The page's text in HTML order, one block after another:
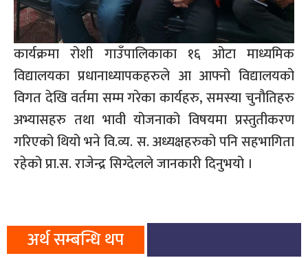
कार्यक्रमा रोशी गाउँपालिकाका १६ ओटा माध्यमिक
विद्यालयका प्रधानाध्यापकहरुले आ आफ्नो विद्यालयको
विगत देखि वर्तमा सम्म गरेका कार्यहरु, समस्या चुनौतिहरु
अभ्यासहरु तथा भावी योजनाको विषयमा प्रस्तुतीकरण
गरिएको थियो भने वि.व्य. स. अध्यक्षहरुको पनि सहभागिता
रहेको प्रा.स. राजेन्द्र सिग्देलले जानकारी दिनुभयो ।
अर्थ सम्बन्धि थप